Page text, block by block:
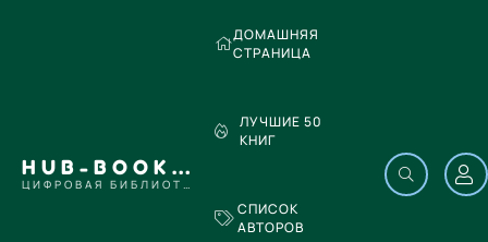
HUB-BOOKS.COM
ЦИФРОВАЯ БИБЛИОТЕКА
ДОМАШНЯЯ
СТРАНИЦА
ЛУЧШИЕ 50
КНИГ
СПИСОК
АВТОРОВ